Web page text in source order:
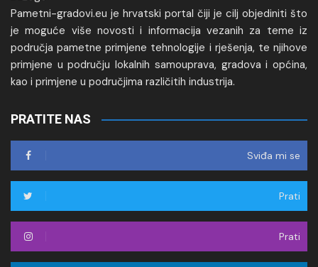
Pametni-gradovi.eu je hrvatski portal čiji je cilj objediniti što
je moguće više novosti i informacija vezanih za teme iz
područja pametne primjene tehnologije i rješenja, te njihove
primjene u području lokalnih samouprava, gradova i općina,
kao i primjene u područjima različitih industrija.
PRATITE NAS
Sviđa mi se
Prati
Prati